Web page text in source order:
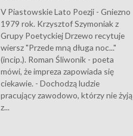
V Piastowskie Lato Poezji - Gniezno
1979 rok. Krzysztof Szymoniak z
Grupy Poetyckiej Drzewo recytuje
wiersz "Przede mną długa noc..."
(incip.). Roman Śliwonik - poeta
mówi, że impreza zapowiada się
ciekawie. - Dochodzą ludzie
pracujący zawodowo, którzy nie żyją
z...